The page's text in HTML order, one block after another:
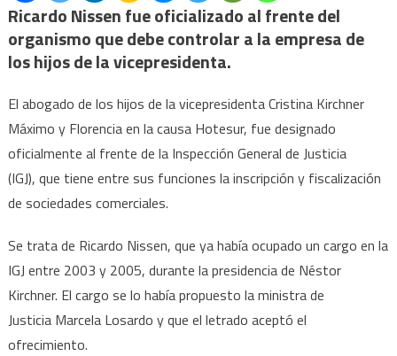
en
Ricardo Nissen fue oficializado al frente del
organismo que debe controlar a la empresa de
los hijos de la vicepresidenta.
El abogado de los hijos de la vicepresidenta Cristina Kirchner
Máximo y Florencia en la causa Hotesur, fue designado
oficialmente al frente de la Inspección General de Justicia
(IGJ), que tiene entre sus funciones la inscripción y fiscalización
de sociedades comerciales.
Se trata de Ricardo Nissen, que ya había ocupado un cargo en la
IGJ entre 2003 y 2005, durante la presidencia de Néstor
Kirchner. El cargo se lo había propuesto la ministra de
Justicia Marcela Losardo y que el letrado aceptó el
ofrecimiento.